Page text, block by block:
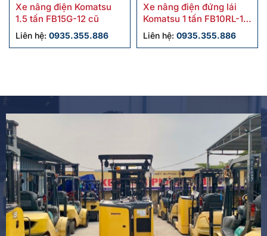
Xe nâng điện Komatsu
1.5 tấn FB15G-12 cũ
Liên hệ: 0935.355.886
Xe nâng điện đứng lái
Komatsu 1 tấn FB10RL-15
2020 cũ
Liên hệ: 0935.355.886